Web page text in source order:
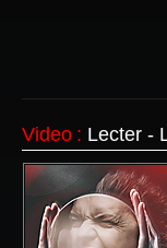
Video : Lecter -